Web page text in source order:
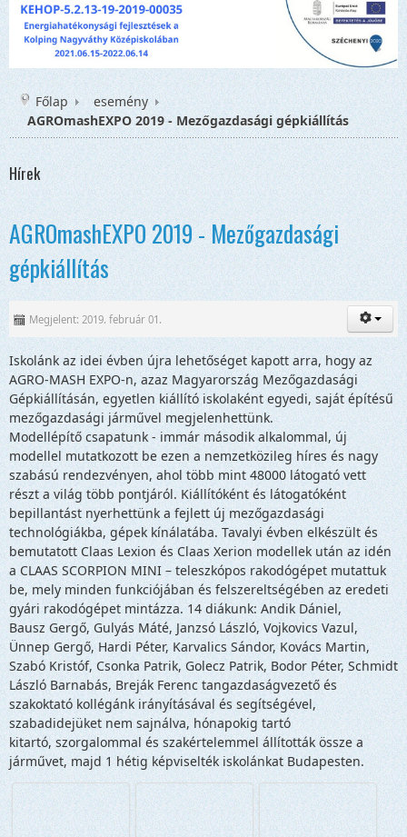
Főlap
esemény
AGROmashEXPO 2019 - Mezőgazdasági gépkiállítás
Hírek
AGROmashEXPO 2019 - Mezőgazdasági
gépkiállítás
Megjelent: 2019. február 01.
Iskolánk az idei évben újra lehetőséget kapott arra, hogy az
AGRO-MASH EXPO-n, azaz Magyarország Mezőgazdasági
Gépkiállításán, egyetlen kiállító iskolaként egyedi, saját építésű
mezőgazdasági járművel megjelenhettünk.
Modellépítő csapatunk - immár második alkalommal, új
modellel mutatkozott be ezen a nemzetközileg híres és nagy
szabású rendezvényen, ahol több mint 48000 látogató vett
részt a világ több pontjáról. Kiállítóként és látogatóként
bepillantást nyerhettünk a fejlett új mezőgazdasági
technológiákba, gépek kínálatába. Tavalyi évben elkészült és
bemutatott Claas Lexion és Claas Xerion modellek után az idén
a CLAAS SCORPION MINI – teleszkópos rakodógépet mutattuk
be, mely minden funkciójában és felszereltségében az eredeti
gyári rakodógépet mintázza. 14 diákunk: Andik Dániel,
Bausz Gergő, Gulyás Máté, Janzsó László, Vojkovics Vazul,
Ünnep Gergő, Hardi Péter, Karvalics Sándor, Kovács Martin,
Szabó Kristóf, Csonka Patrik, Golecz Patrik, Bodor Péter, Schmidt
László Barnabás, Breják Ferenc tangazdaságvezető és
szakoktató kollégánk irányításával és segítségével,
szabadidejüket nem sajnálva, hónapokig tartó
kitartó, szorgalommal és szakértelemmel állították össze a
járművet, majd 1 hétig képviselték iskolánkat Budapesten.